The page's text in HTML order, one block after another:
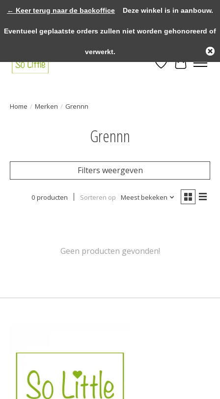
vanaf €75,- binnen NL! >>>> Fysieke winkel in Heythuysen!
Verlanglijst
Home / Merken / Grennn
Grennn
Filters weergeven
0 producten Sorteren op Meest bekeken
Geen producten gevonden!
← Keer terug naar de backoffice Deze winkel is in aanbouw.
Eventueel geplaatste orders zullen niet worden gehonoreerd of
verwerkt.